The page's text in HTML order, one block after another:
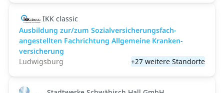
IKK classic
Aus­bild­ung zur/zum Sozial­versicher­ungs­fach­
angestellten­ Fach­richtung All­gemeine Kranken­
versicher­ung
Ludwigsburg
+27 weitere Standorte